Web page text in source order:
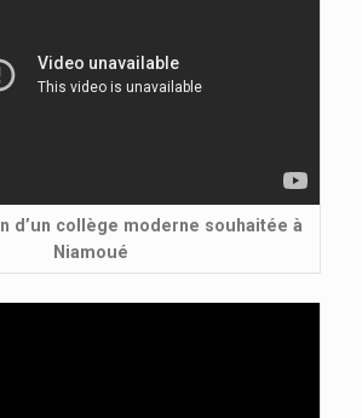
d’un collège moderne souhaitée à
Niamoué